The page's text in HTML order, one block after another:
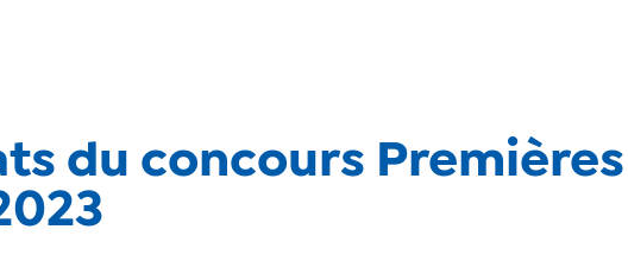
du concours Premières